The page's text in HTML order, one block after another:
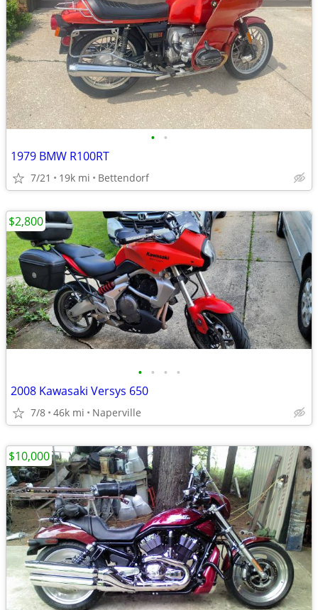
• •
1979 BMW R100RT
7/21 19k mi Bettendorf
• • • •
2008 Kawasaki Versys 650
7/8 46k mi Naperville
$2,800
$10,000